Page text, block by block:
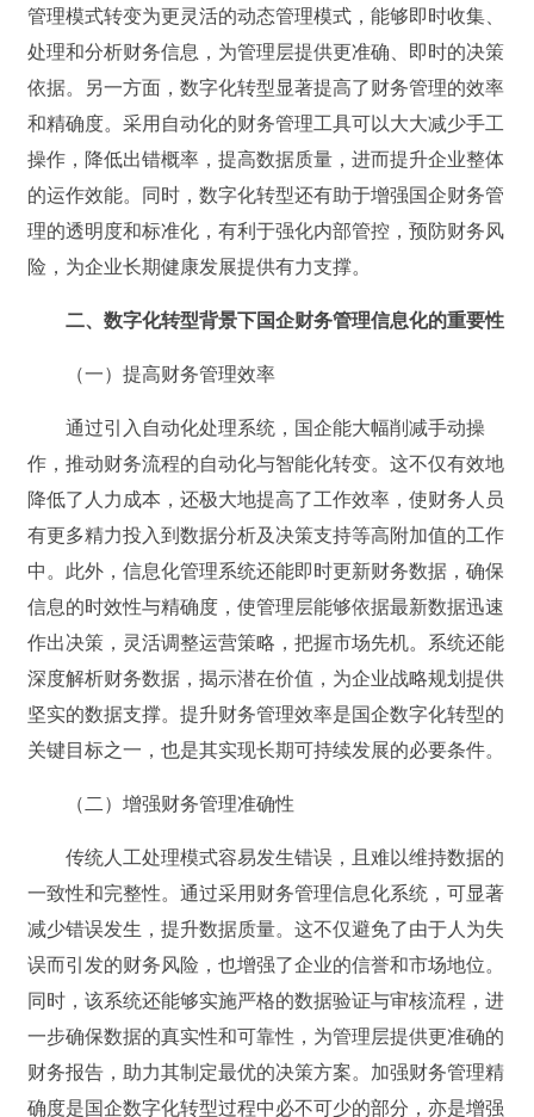
管理模式转变为更灵活的动态管理模式，能够即时收集、
处理和分析财务信息，为管理层提供更准确、即时的决策
依据。另一方面，数字化转型显著提高了财务管理的效率
和精确度。采用自动化的财务管理工具可以大大减少手工
操作，降低出错概率，提高数据质量，进而提升企业整体
的运作效能。同时，数字化转型还有助于增强国企财务管
理的透明度和标准化，有利于强化内部管控，预防财务风
险，为企业长期健康发展提供有力支撑。
二、数字化转型背景下国企财务管理信息化的重要性
（一）提高财务管理效率
通过引入自动化处理系统，国企能大幅削减手动操
作，推动财务流程的自动化与智能化转变。这不仅有效地
降低了人力成本，还极大地提高了工作效率，使财务人员
有更多精力投入到数据分析及决策支持等高附加值的工作
中。此外，信息化管理系统还能即时更新财务数据，确保
信息的时效性与精确度，使管理层能够依据最新数据迅速
作出决策，灵活调整运营策略，把握市场先机。系统还能
深度解析财务数据，揭示潜在价值，为企业战略规划提供
坚实的数据支撑。提升财务管理效率是国企数字化转型的
关键目标之一，也是其实现长期可持续发展的必要条件。
（二）增强财务管理准确性
传统人工处理模式容易发生错误，且难以维持数据的
一致性和完整性。通过采用财务管理信息化系统，可显著
减少错误发生，提升数据质量。这不仅避免了由于人为失
误而引发的财务风险，也增强了企业的信誉和市场地位。
同时，该系统还能够实施严格的数据验证与审核流程，进
一步确保数据的真实性和可靠性，为管理层提供更准确的
财务报告，助力其制定最优的决策方案。加强财务管理精
确度是国企数字化转型过程中必不可少的部分，亦是增强